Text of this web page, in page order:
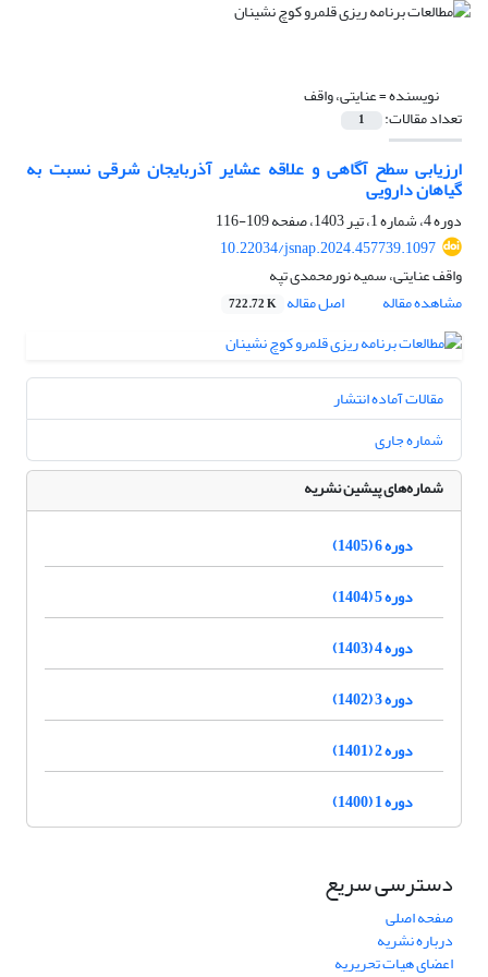
نویسنده =عنایتی، واقف
تعداد مقالات: 1
ارزیابی سطح آگاهی و علاقه عشایر آذربایجان شرقی نسبت به
گیاهان دارویی
دوره 4، شماره 1، تیر 1403، صفحه
109-116
10.22034/jsnap.2024.457739.1097
واقف عنایتی، سمیه نورمحمدی تپه
مشاهده مقاله
اصل مقاله 722.72 K
مقالات آماده انتشار
شماره جاری
شماره‌های پیشین نشریه
دوره 6 (1405)
دوره 5 (1404)
دوره 4 (1403)
دوره 3 (1402)
دوره 2 (1401)
دوره 1 (1400)
دسترسی سریع
صفحه اصلی
درباره نشریه
اعضای هیات تحریریه